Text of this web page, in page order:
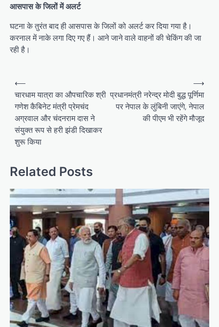
आसपास के जिलों में अलर्ट
घटना के तुरंत बाद ही आसपास के जिलों को अलर्ट कर दिया गया है।
करनाल में नाके लगा दिए गए हैं। आने जाने वाले वाहनों की चेकिंग की जा
रही है।
P
o
n
v
i
g
a
t
n
⟵
चारधाम यात्रा का औपचारिक श्री
गणेश कैबिनेट मंत्री प्रेमचंद
अग्रवाल और चंदनराम दास ने
संयुक्त रूप से हरी झंडी दिखाकर
शुरू किया
प्रधानमंत्री नरेन्द्र मोदी बुद्ध पूर्णिमा
पर नेपाल के लुंबिनी जाएंगे, नेपाल
की पीएम भी रहेंगे मौजूद
⟶
Related Posts